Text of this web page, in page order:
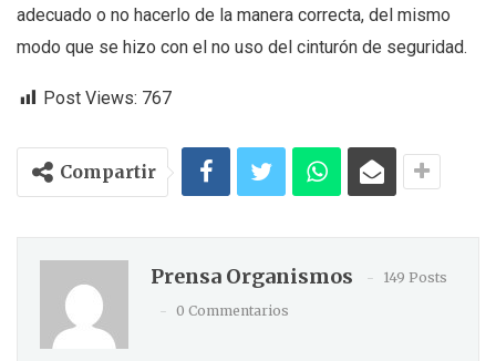
adecuado o no hacerlo de la manera correcta, del mismo
modo que se hizo con el no uso del cinturón de seguridad.
Post Views: 767
Compartir
Prensa Organismos
149 Posts
0 Commentarios